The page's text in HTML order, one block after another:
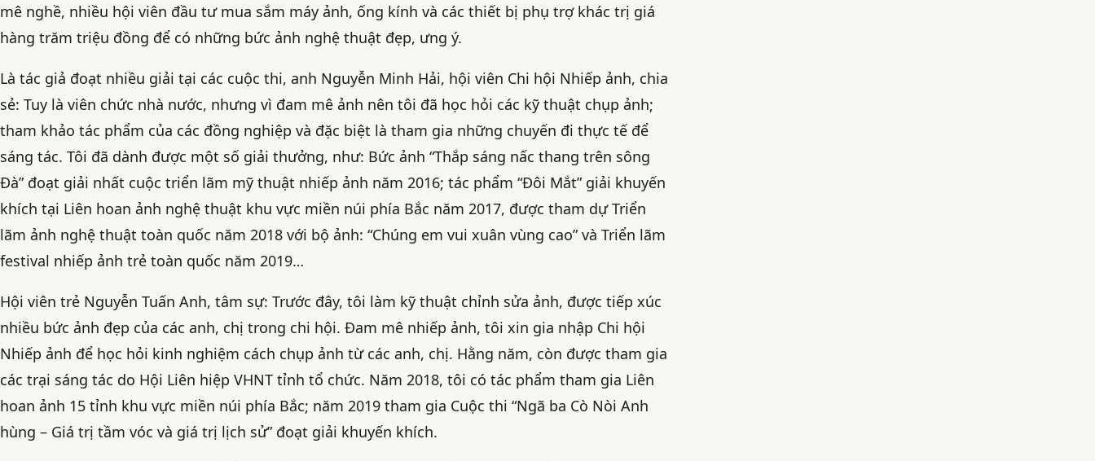
mê nghề, nhiều hội viên đầu tư mua sắm máy ảnh, ống kính và các thiết bị phụ trợ khác trị giá
hàng trăm triệu đồng để có những bức ảnh nghệ thuật đẹp, ưng ý.
Là tác giả đoạt nhiều giải tại các cuộc thi, anh Nguyễn Minh Hải, hội viên Chi hội Nhiếp ảnh, chia
sẻ: Tuy là viên chức nhà nước, nhưng vì đam mê ảnh nên tôi đã học hỏi các kỹ thuật chụp ảnh;
tham khảo tác phẩm của các đồng nghiệp và đặc biệt là tham gia những chuyến đi thực tế để
sáng tác. Tôi đã dành được một số giải thưởng, như: Bức ảnh “Thắp sáng nấc thang trên sông
Đà” đoạt giải nhất cuộc triển lãm mỹ thuật nhiếp ảnh năm 2016; tác phẩm “Đôi Mắt” giải khuyến
khích tại Liên hoan ảnh nghệ thuật khu vực miền núi phía Bắc năm 2017, được tham dự Triển
lãm ảnh nghệ thuật toàn quốc năm 2018 với bộ ảnh: “Chúng em vui xuân vùng cao” và Triển lãm
festival nhiếp ảnh trẻ toàn quốc năm 2019…
Hội viên trẻ Nguyễn Tuấn Anh, tâm sự: Trước đây, tôi làm kỹ thuật chỉnh sửa ảnh, được tiếp xúc
nhiều bức ảnh đẹp của các anh, chị trong chi hội. Đam mê nhiếp ảnh, tôi xin gia nhập Chi hội
Nhiếp ảnh để học hỏi kinh nghiệm cách chụp ảnh từ các anh, chị. Hằng năm, còn được tham gia
các trại sáng tác do Hội Liên hiệp VHNT tỉnh tổ chức. Năm 2018, tôi có tác phẩm tham gia Liên
hoan ảnh 15 tỉnh khu vực miền núi phía Bắc; năm 2019 tham gia Cuộc thi “Ngã ba Cò Nòi Anh
hùng – Giá trị tầm vóc và giá trị lịch sử” đoạt giải khuyến khích.